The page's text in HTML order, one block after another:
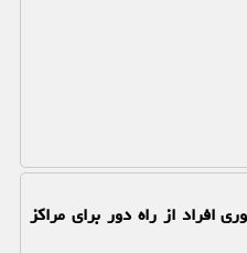
افراد از راه دور برای مراکز